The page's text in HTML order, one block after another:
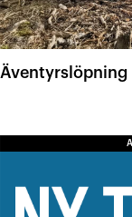
Äventyrslöpning